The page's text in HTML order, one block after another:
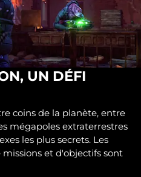
UN DÉFI
coins de la planète, entre
mégapoles extraterrestres
les plus secrets. Les
et d'objectifs sont